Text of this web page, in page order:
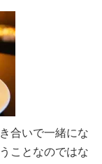
合いで一緒にな
ことなのではな